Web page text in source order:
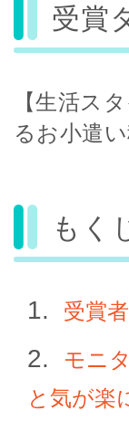
受賞
【生活ス
るお小遣
もく
受賞
モニ
と気が楽